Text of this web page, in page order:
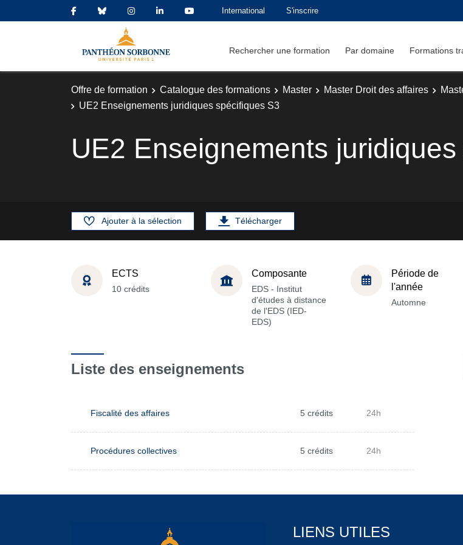
International S'inscrire
Rechercher une formation Par domaine Formations
Offre de formation Catalogue des formations Master Master Droit des affaires
UE2 Enseignements juridiques spécifiques S3
UE2 Enseignements
Ajouter à la sélection Télécharger
ECTS
10 crédits
Composante
EDS - Institut
d'études à distance
de l'EDS (IED-
EDS)
Période de
l'année
Automne
Liste des enseignements
Fiscalité des affaires 5 crédits 24h
Procédures collectives 5 crédits 24h
LIENS UTILES